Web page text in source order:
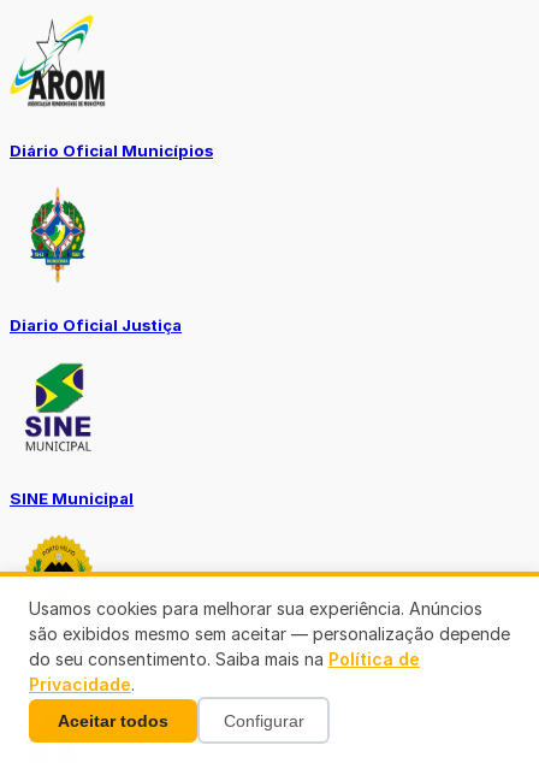
Diário Oficial Municípios
Diario Oficial Justiça
SINE Municipal
Transparência Porto Velho
Usamos cookies para melhorar sua experiência. Anúncios
são exibidos mesmo sem aceitar — personalização depende
do seu consentimento. Saiba mais na Política de
Privacidade.
Aceitar todos Configurar